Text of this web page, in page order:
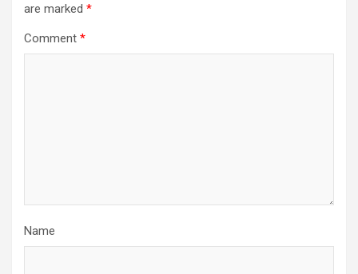
are marked *
Comment *
Name